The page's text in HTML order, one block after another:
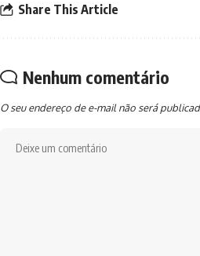
Share This Article
Nenhum comentário
O seu endereço de e-mail não será